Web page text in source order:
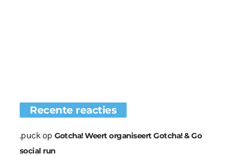
Recente reacties
.puckop Gotcha! Weert organiseert Gotcha! & Go
social run